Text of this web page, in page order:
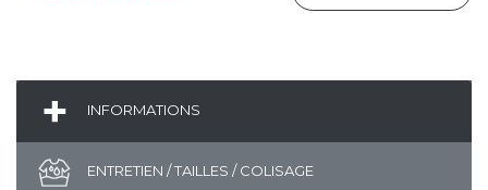
INFORMATIONS
ENTRETIEN / TAILLES / COLISAGE